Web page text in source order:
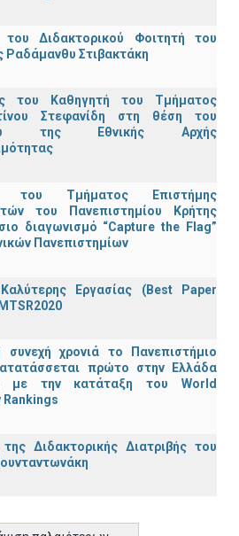
του Διδακτορικού Φοιτητή του
Ραδάμανθυ Στιβακτάκη
του Καθηγητή του Τμήματος
Στεφανίδη στη θέση του
της Εθνικής Αρχής
του Τμήματος Επιστήμης
του Πανεπιστημίου Κρήτης
διαγωνισμό “Capture the Flag”
Πανεπιστημίων
Εργασίας (Best Paper
συνεχή χρονιά το Πανεπιστήμιο
πρώτο στην Ελλάδα
με την κατάταξη του World
της Διδακτορικής Διατριβής του